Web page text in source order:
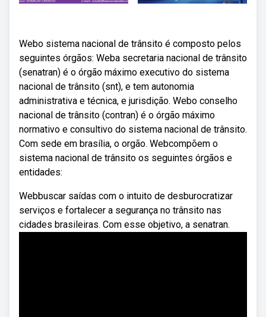
Webo sistema nacional de trânsito é composto pelos
seguintes órgãos: Weba secretaria nacional de trânsito
(senatran) é o órgão máximo executivo do sistema
nacional de trânsito (snt), e tem autonomia
administrativa e técnica, e jurisdição. Webo conselho
nacional de trânsito (contran) é o órgão máximo
normativo e consultivo do sistema nacional de trânsito.
Com sede em brasília, o orgão. Webcompõem o
sistema nacional de trânsito os seguintes órgãos e
entidades:
Webbuscar saídas com o intuito de desburocratizar
serviços e fortalecer a segurança no trânsito nas
cidades brasileiras. Com esse objetivo, a senatran.